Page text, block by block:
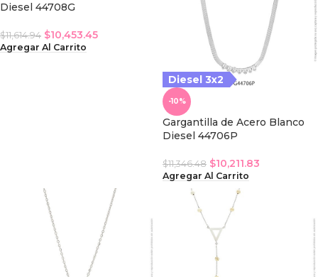
Diesel 44708G
$11,614.94 $10,453.45
Agregar Al Carrito
Diesel 3x2
-10%
Gargantilla de Acero Blanco
Diesel 44706P
$11,346.48 $10,211.83
Agregar Al Carrito